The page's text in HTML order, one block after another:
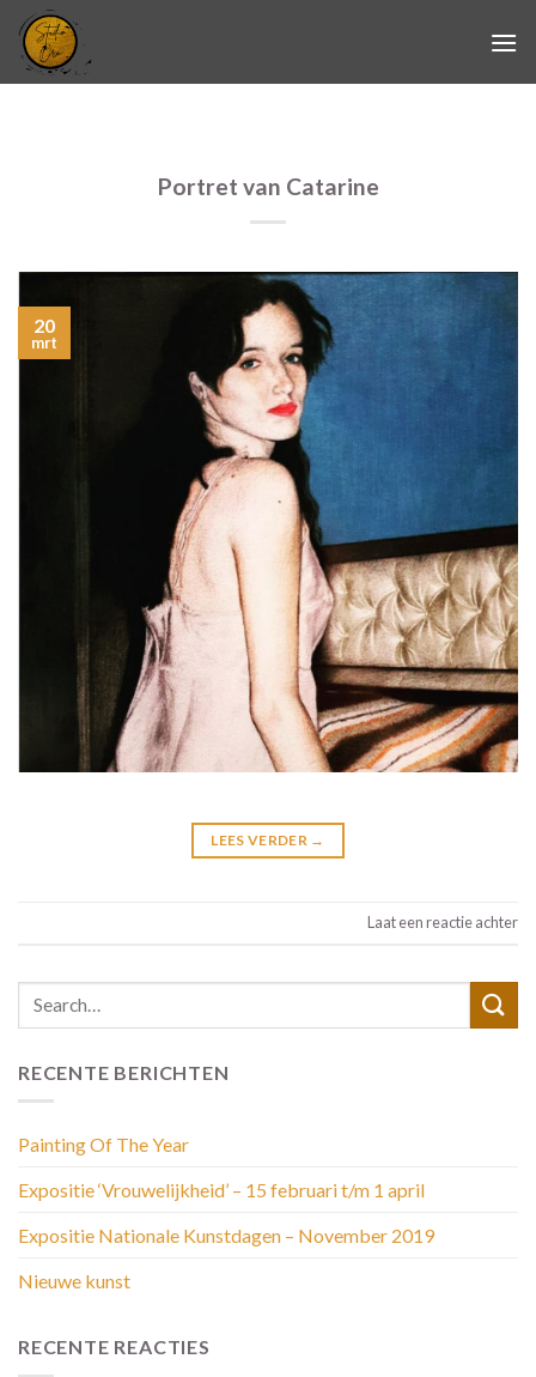
Skip
content
Portret van Catarine
20
mrt
LEES VERDER →
Laat een reactie achter
RECENTE BERICHTEN
Painting Of The Year
Expositie ‘Vrouwelijkheid’ – 15 februari t/m 1 april
Expositie Nationale Kunstdagen – November 2019
Nieuwe kunst
RECENTE REACTIES